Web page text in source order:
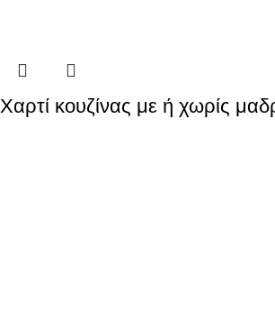
Χαρτί κουζίνας με ή χωρίς